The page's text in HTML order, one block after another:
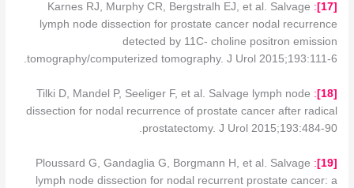
[
17
]
:
Karnes RJ, Murphy CR, Bergstralh EJ, et al. Salvage
lymph node dissection for prostate cancer nodal recurrence
detected by 11C- choline positron emission
tomography/computerized tomography. J Urol 2015;193:111-6.
[
18
]
:
Tilki D, Mandel P, Seeliger F, et al. Salvage lymph node
dissection for nodal recurrence of prostate cancer after radical
prostatectomy. J Urol 2015;193:484-90.
[
19
]
:
Ploussard G, Gandaglia G, Borgmann H, et al. Salvage
lymph node dissection for nodal recurrent prostate cancer: a